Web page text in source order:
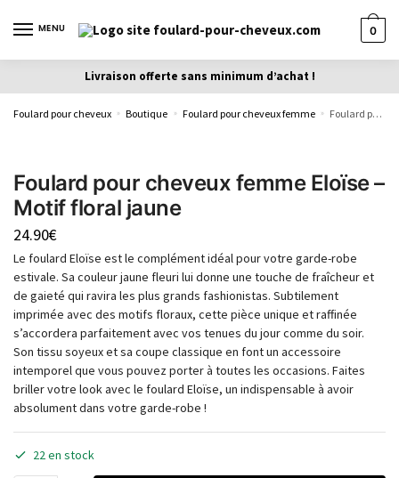
MENU 0
Livraison offerte sans minimum d’achat !
Foulard pour cheveux » Boutique » Foulard pour cheveux femme » Foulard pour cheveux femme Eloïse – Motif floral jaune
Foulard pour cheveux femme Eloïse –
Motif floral jaune
24.90€
Le foulard Eloïse est le complément idéal pour votre garde-robe
estivale. Sa couleur jaune fleuri lui donne une touche de fraîcheur et
de gaieté qui ravira les plus grands fashionistas. Subtilement
imprimée avec des motifs floraux, cette pièce unique et raffinée
s’accordera parfaitement avec vos tenues du jour comme du soir.
Son tissu soyeux et sa coupe classique en font un accessoire
intemporel que vous pouvez porter à toutes les occasions. Faites
briller votre look avec le foulard Eloïse, un indispensable à avoir
absolument dans votre garde-robe !
22 en stock